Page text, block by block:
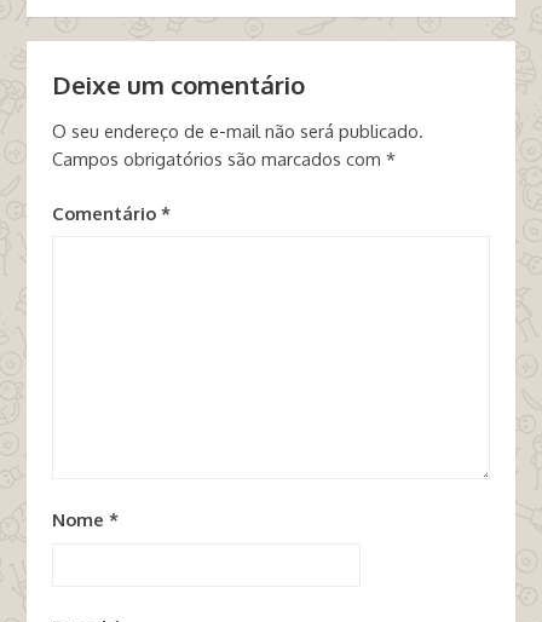
Deixe um comentário
O seu endereço de e-mail não será publicado.
Campos obrigatórios são marcados com *
Comentário *
Nome *